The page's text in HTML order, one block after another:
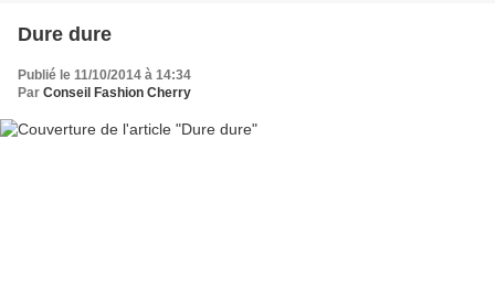
Dure dure
Publié le 11/10/2014 à 14:34
Par Conseil Fashion Cherry